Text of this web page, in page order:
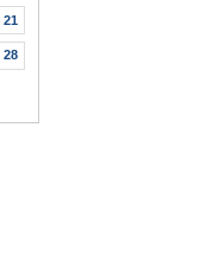
21
28